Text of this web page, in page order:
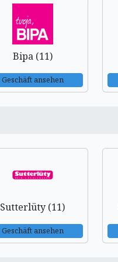
Bipa (11)
Geschäft ansehen
Sutterlüty (11)
Geschäft ansehen